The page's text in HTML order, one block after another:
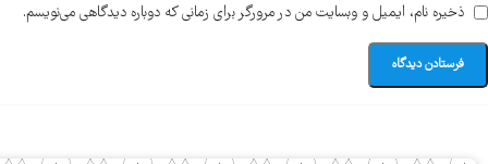
ذخیره نام، ایمیل و وبسایت من در مرورگر برای زمانی که دوباره دیدگاهی می‌نویسم.